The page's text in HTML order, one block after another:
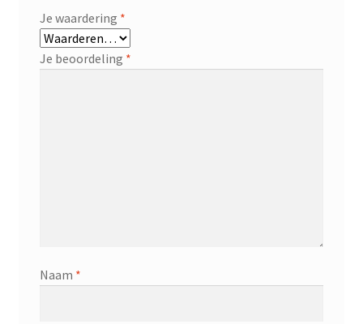
Je waardering *
Je beoordeling *
Naam *